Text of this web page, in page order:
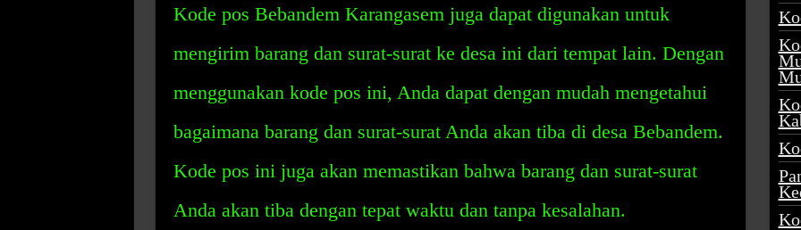
Kode pos Bebandem Karangasem juga dapat digunakan untuk
mengirim barang dan surat-surat ke desa ini dari tempat lain. Dengan
menggunakan kode pos ini, Anda dapat dengan mudah mengetahui
bagaimana barang dan surat-surat Anda akan tiba di desa Bebandem.
Kode pos ini juga akan memastikan bahwa barang dan surat-surat
Anda akan tiba dengan tepat waktu dan tanpa kesalahan.